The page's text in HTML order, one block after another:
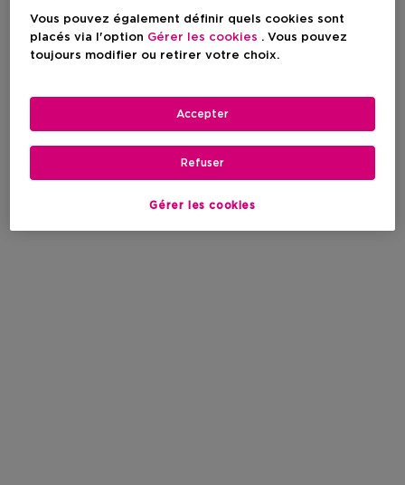
Vous pouvez également définir quels cookies sont
placés via l'option Gérer les cookies . Vous pouvez
toujours modifier ou retirer votre choix.
Gérer les cookies
Refuser
Accepter